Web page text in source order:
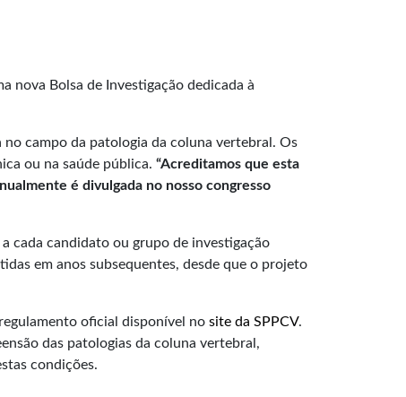
nova Bolsa de Investigação dedicada à
campo da patologia da coluna vertebral. Os
ou na saúde pública. “Acreditamos que esta
é divulgada no nosso congresso
cada candidato ou grupo de investigação
em anos subsequentes, desde que o projeto
oficial disponível no site da SPPCV.
das patologias da coluna vertebral,
condições.